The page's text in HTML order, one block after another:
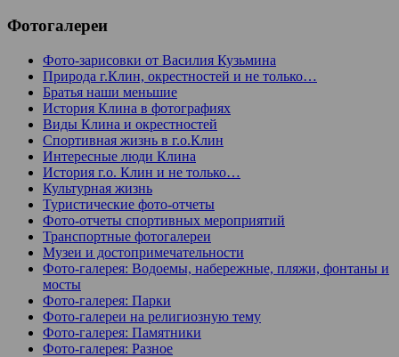
Фотогалереи
Фото-зарисовки от Василия Кузьмина
Природа г.Клин, окрестностей и не только…
Братья наши меньшие
История Клина в фотографиях
Виды Клина и окрестностей
Спортивная жизнь в г.о.Клин
Интересные люди Клина
История г.о. Клин и не только…
Культурная жизнь
Туристические фото-отчеты
Фото-отчеты спортивных мероприятий
Транспортные фотогалереи
Музеи и достопримечательности
Фото-галерея: Водоемы, набережные, пляжи, фонтаны и
мосты
Фото-галерея: Парки
Фото-галереи на религиозную тему
Фото-галерея: Памятники
Фото-галерея: Разное